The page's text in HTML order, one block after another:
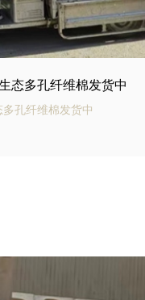
商场底下用碳纤雨水收
以用于商业建筑和住宅小